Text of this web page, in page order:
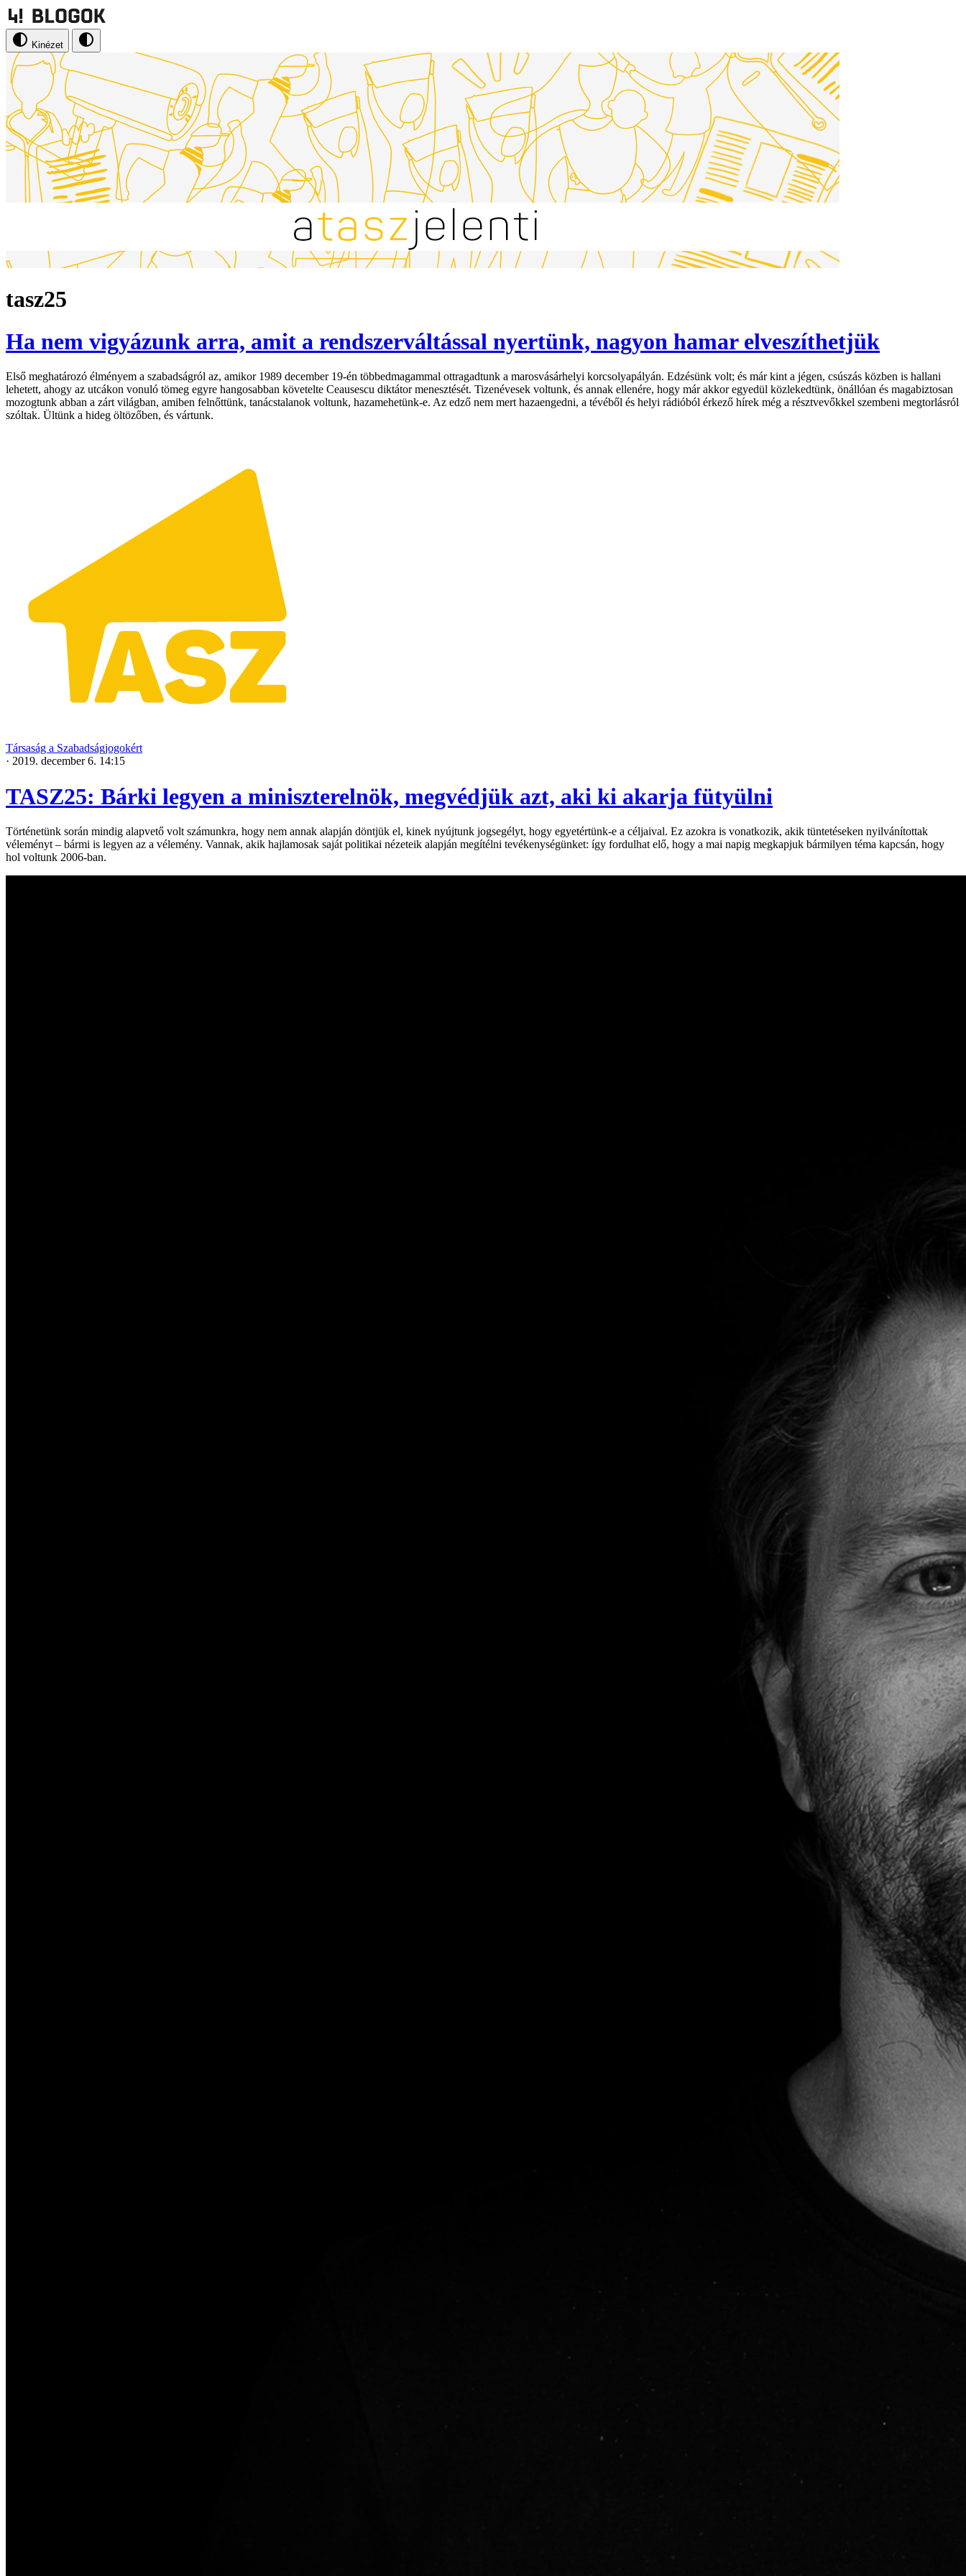
Kinézet
tasz25
Ha nem vigyázunk arra, amit a rendszerváltással nyertünk, nagyon hamar elveszíthetjük
Első meghatározó élményem a szabadságról az, amikor 1989 december 19-én többedmagammal ottragadtunk a marosvásárhelyi korcsolyapályán. Edzésünk volt; és már kint a jégen, csúszás közben is hallani
lehetett, ahogy az utcákon vonuló tömeg egyre hangosabban követelte Ceausescu diktátor menesztését. Tizenévesek voltunk, és annak ellenére, hogy már akkor egyedül közlekedtünk, önállóan és magabiztosan
mozogtunk abban a zárt világban, amiben felnőttünk, tanácstalanok voltunk, hazamehetünk-e. Az edző nem mert hazaengedni, a tévéből és helyi rádióból érkező hírek még a résztvevőkkel szembeni megtorlásról
szóltak. Ültünk a hideg öltözőben, és vártunk.
Társaság a Szabadságjogokért
· 2019. december 6. 14:15
TASZ25: Bárki legyen a miniszterelnök, megvédjük azt, aki ki akarja fütyülni
Történetünk során mindig alapvető volt számunkra, hogy nem annak alapján döntjük el, kinek nyújtunk jogsegélyt, hogy egyetértünk-e a céljaival. Ez azokra is vonatkozik, akik tüntetéseken nyilvánítottak
véleményt – bármi is legyen az a vélemény. Vannak, akik hajlamosak saját politikai nézeteik alapján megítélni tevékenységünket: így fordulhat elő, hogy a mai napig megkapjuk bármilyen téma kapcsán, hogy
hol voltunk 2006-ban.